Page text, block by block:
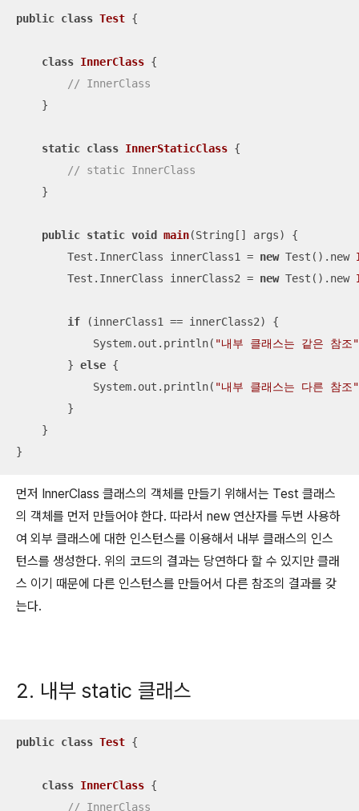
public class Test {
class InnerClass {
// InnerClass
    }
static class InnerStaticClass {
// static InnerClass
    }
public static void main(String[] args)
{
        Test.InnerClass innerClass1 =
new Test(). new
        Test.InnerClass innerClass2 =
new Test(). new
if (innerClass1 == innerClass2) {
            System.out.println(
"내부 클래스는 같은 참조"
        }
else {
            System.out.println(
"내부 클래스는 다른 참조"
        }
    }
}
먼저 InnerClass 클래스의 객체를 만들기 위해서는 Test 클래스
의 객체를 먼저 만들어야 한다. 따라서 new 연산자를 두번 사용하
여 외부 클래스에 대한 인스턴스를 이용해서 내부 클래스의 인스
턴스를 생성한다. 위의 코드의 결과는 당연하다 할 수 있지만 클래
스 이기 때문에 다른 인스턴스를 만들어서 다른 참조의 결과를 갖
는다.
2. 내부 static 클래스
public class Test {
class InnerClass {
// InnerClass